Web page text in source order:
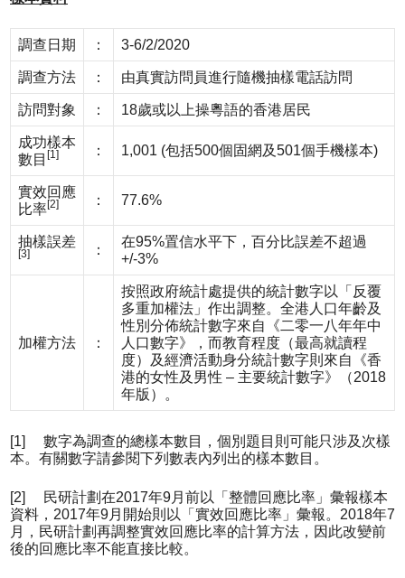
調查日期 ： 3-6/2/2020
調查方法 ： 由真實訪問員進行隨機抽樣電話訪問
訪問對象 ： 18歲或以上操粵語的香港居民
成功樣本
數目 [1] ： 1,001 (包括500個固網及501個手機樣本)
實效回應
比率[2] ： 77.6%
抽樣誤差
[3] ：
在95%置信水平下，百分比誤差不超過
+/-3%
加權方法 ：
按照政府統計處提供的統計數字以「反覆
多重加權法」作出調整。全港人口年齡及
性別分佈統計數字來自《二零一八年年中
人口數字》，而教育程度（最高就讀程
度）及經濟活動身分統計數字則來自《香
港的女性及男性 – 主要統計數字》（2018
年版）。
[1] 數字為調查的總樣本數目，個別題目則可能只涉及次樣
本。有關數字請參閱下列數表內列出的樣本數目。
[2] 民研計劃在2017年9月前以「整體回應比率」彙報樣本
資料，2017年9月開始則以「實效回應比率」彙報。2018年7
月，民研計劃再調整實效回應比率的計算方法，因此改變前
後的回應比率不能直接比較。